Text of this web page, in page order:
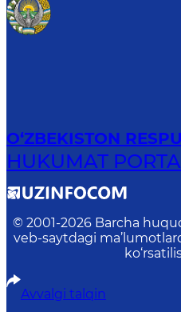
O‘ZBEKISTON
HUKUMAT
© 2001-2026 Barcha
veb-saytdagi
Avvalgi talqin